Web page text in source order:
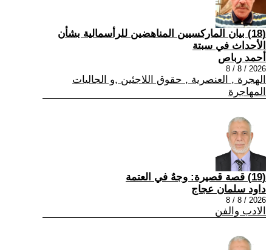
(18) بيان الماركسيين المناهضين للرأسمالية بشأن
الأحداث في سبتة
أحمد رباص
2026 / 8 / 8
الهجرة , العنصرية , حقوق اللاجئين ,و الجاليات
المهاجرة
(19) قصة قصيرة: وجهٌ في العتمة
داود سلمان عجاج
2026 / 8 / 8
الادب والفن